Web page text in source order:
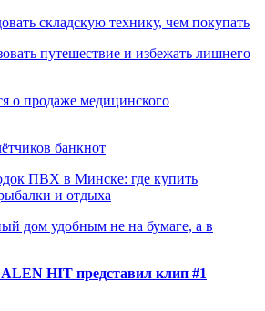
складскую технику, чем покупать
путешествие и избежать лишнего
о продаже медицинского
банкнот
ПВХ в Минске: где купить
и отдыха
дом удобным не на бумаге, а в
HIT представил клип #1